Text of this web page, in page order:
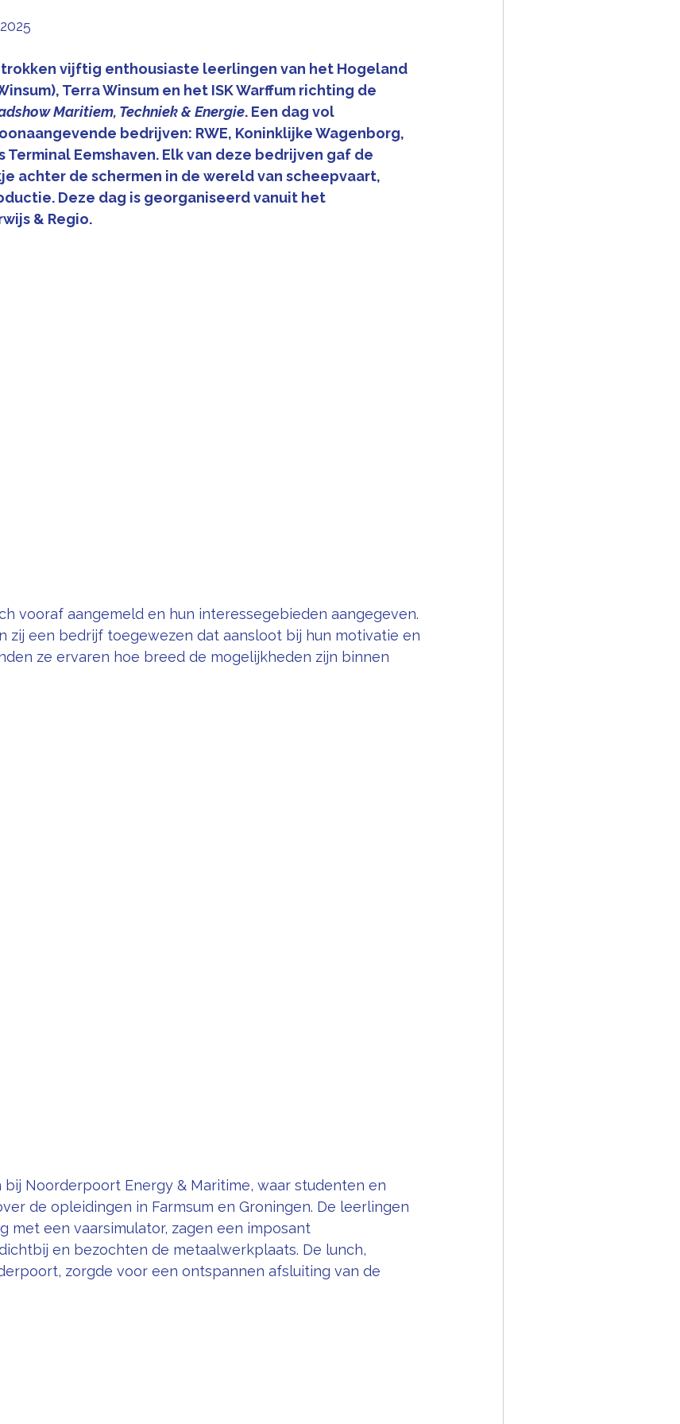
vijftig enthousiaste leerlingen van het Hogeland
Terra Winsum en het ISK Warffum richting de
Maritiem, Techniek & Energie. Een dag vol
bedrijven: RWE, Koninklijke Wagenborg,
Terminal Eemshaven. Elk van deze bedrijven gaf de
achter de schermen in de wereld van scheepvaart,
Deze dag is georganiseerd vanuit het
& Regio.
vooraf aangemeld en hun interessegebieden aangegeven.
zij een bedrijf toegewezen dat aansloot bij hun motivatie en
ze ervaren hoe breed de mogelijkheden zijn binnen
Noorderpoort Energy & Maritime, waar studenten en
de opleidingen in Farmsum en Groningen. De leerlingen
met een vaarsimulator, zagen een imposant
en bezochten de metaalwerkplaats. De lunch,
zorgde voor een ontspannen afsluiting van de